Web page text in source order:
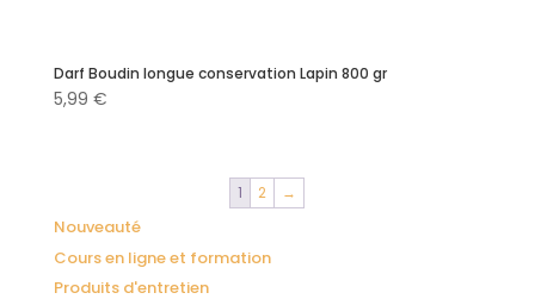
Darf Boudin longue conservation Lapin 800 gr
5,99 €
1 2 →
Nouveauté
Cours en ligne et formation
Produits d'entretien